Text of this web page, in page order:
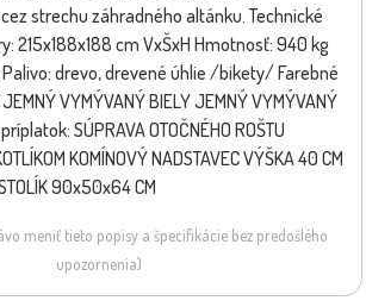
strechu záhradného altánku. Technické
215x188x188 cm VxŠxH Hmotnosť: 940 kg
drevo, drevené úhlie /bikety/ Farebné
VYMÝVANÝ BIELY JEMNÝ VYMÝVANÝ
SÚPRAVA OTOČNÉHO ROŠTU
KOMÍNOVÝ NADSTAVEC VÝŠKA 40 CM
90x50x64 CM
meniť tieto popisy a špecifikácie bez predošlého
upozornenia)